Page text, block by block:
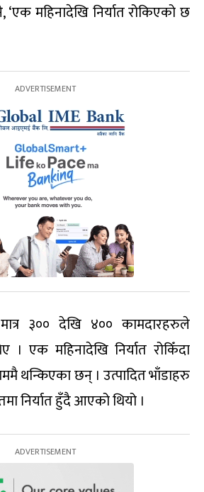
महिनादेखि निर्यात रोकिएको छ
मात्र ३०० देखि ४०० कामदारहरुले
। एक महिनादेखि निर्यात रोकिँदा
थन्किएका छन् । उत्पादित भाँडाहरु
निर्यात हुँदै आएको थियो ।